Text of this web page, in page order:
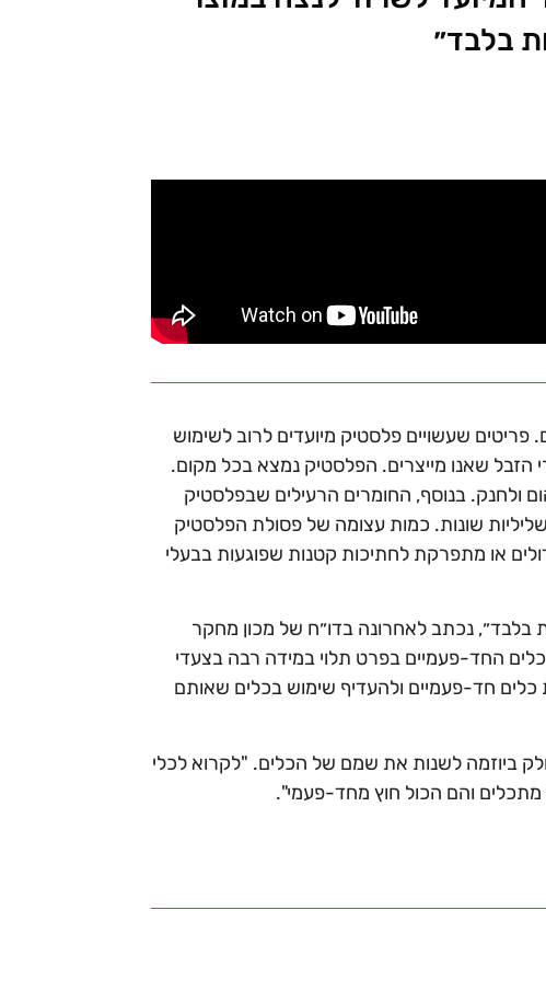
בלבד״
שעשויים פלסטיק מיועדים לרוב לשימוש
הזבל שאנו מייצרים. הפלסטיק נמצא בכל מקום.
ולחנק. בנוסף, החומרים הרעילים שבפלסטיק
שונות. כמות עצומה של פסולת הפלסטיק
או מתפרקת לחתיכות קטנות שפוגעות בבעלי
בלבד״, נכתב לאחרונה בדו״ח של מכון מחקר
החד-פעמיים בפרט תלוי במידה רבה בצעדי
כלים חד-פעמיים ולהעדיף שימוש בכלים שאותם
ביוזמה לשנות את שמם של הכלים. "לקרוא לכלי
והם הכול חוץ מחד-פעמי".